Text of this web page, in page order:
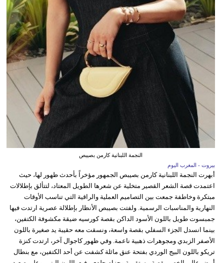
النجمة اللبنانية كارمن بصيبص
بيروت - المغرب اليوم
أبهرت النجمة اللبنانية كارمن بصيبص الجمهور مؤخراً بأحدث ظهور لها، حيث
اعتمدت قصة الشعر القصير متخلية عن شعرها الطويل المعتاد، لتتألق بإطلالات
مبتكرة وخاطفة جمعت بين التصاميم العملية والراقية التي تناسب الأوقات
النهارية والمناسبات الرسمية. ولفتت بصيبص الأنظار بإطلالة عصرية ارتدت فيها
جمبسوت طويل باللون الأسود الداكن بقصة كورسيه ضيقة مكشوفة الكتفين،
بينما انسدل الجزء السفلي بقصة واسعة، ونسقت معه حقيبة يد صغيرة باللون
الأصفر الزبدي ومجوهرات ذهبية ناعمة. وفي ظهور كاجوال آخر، ارتدت كنزة
تريكو باللون البيج الوردي بفتحة عنق مائلة كشفت عن أحد الكتفين، مع بنطال